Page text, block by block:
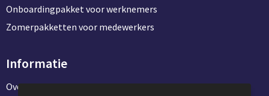
Onboardingpakket voor werknemers
Zomerpakketten voor medewerkers
Informatie
Over ons